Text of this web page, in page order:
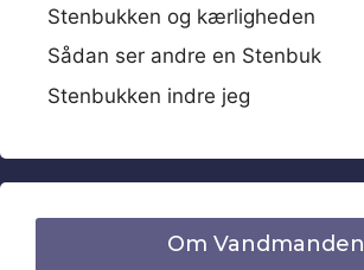
Stenbukken og kærligheden
Sådan ser andre en Stenbuk
Stenbukken indre jeg
Om Vandmanden